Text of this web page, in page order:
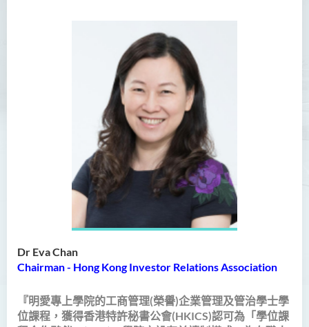
Dr Eva Chan
Chairman - Hong Kong Investor Relations Association
『明愛專上學院的工商管理(榮譽)企業管理及管治學士學
位課程，獲得香港特許秘書公會(HKICS)認可為「學位課
實習
升學及就業前景
入學要求
學費
校友及學生分享
業界分享
課程資訊頻道
工商管理(榮譽)酒店及旅遊
幼兒教育（榮譽）學士 (全日
制)